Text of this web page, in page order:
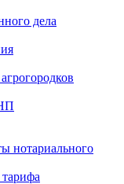
дела
нотариального
тарифа